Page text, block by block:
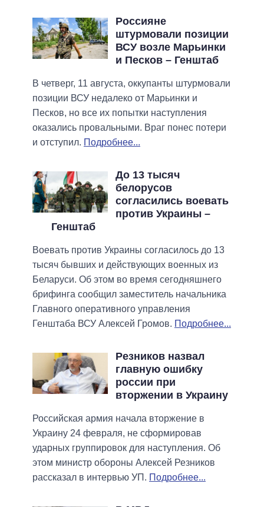
Россияне
штурмовали позиции
ВСУ возле Марьинки
и Песков – Генштаб
В четверг, 11 августа, оккупанты штурмовали
позиции ВСУ недалеко от Марьинки и
Песков, но все их попытки наступления
оказались провальными. Враг понес потери
и отступил. Подробнее...
До 13 тысяч
белорусов
согласились воевать
против Украины –
Генштаб
Воевать против Украины согласилось до 13
тысяч бывших и действующих военных из
Беларуси. Об этом во время сегодняшнего
брифинга сообщил заместитель начальника
Главного оперативного управления
Генштаба ВСУ Алексей Громов. Подробнее...
Резников назвал
главную ошибку
россии при
вторжении в Украину
Российская армия начала вторжение в
Украину 24 февраля, не сформировав
ударных группировок для наступления. Об
этом министр обороны Алексей Резников
рассказал в интервью УП. Подробнее...